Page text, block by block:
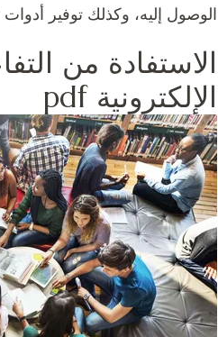
الوصول إليه، وكذلك توفير
الاستفادة من
الإلكترونية pdf